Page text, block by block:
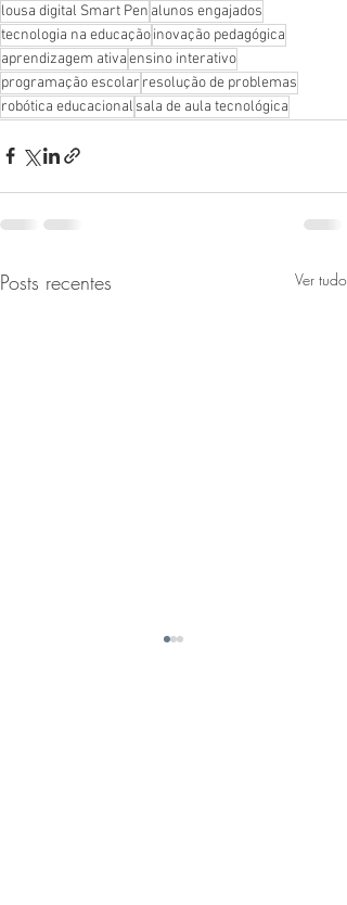
lousa digital Smart Pen alunos engajados
tecnologia na educaçãoinovação pedagógica
aprendizagem ativaensino interativo
programação escolar resolução de problemas
robótica educacional sala de aula tecnológica
Posts recentes Ver tudo